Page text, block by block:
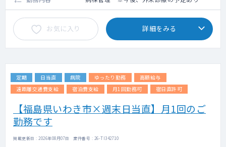
お気に入り 詳細をみる
定期 日当直 病院 ゆったり勤務
高額給与
遠距離交通費支給
宿泊費支給 月1回勤務可 宿日直許可
【福島県いわき市×週末日当直】月1回のご
勤務です
掲載更新日 : 2026年08月07日 案件番号 : 26-TI342710